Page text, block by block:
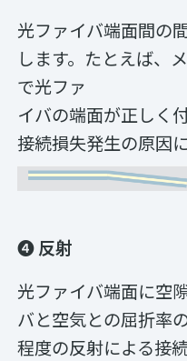
光ファイバ端面間の
します。たとえば、
で光ファ
イバの端面が正しく
接続損失発生の原因
❹ 反射
光ファイバ端面に空
バと空気との屈折率
程度の反射による接